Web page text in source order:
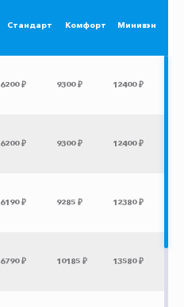
Стандарт Комфорт Минивэн
6200 ₽ 9300 ₽ 12400 ₽
6200 ₽ 9300 ₽ 12400 ₽
6190 ₽ 9285 ₽ 12380 ₽
6790 ₽ 10185 ₽ 13580 ₽